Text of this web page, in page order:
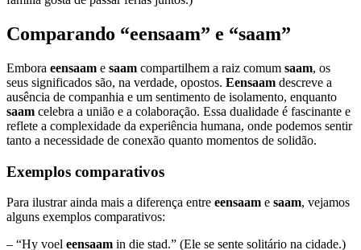
Comparando “eensaam” e “saam”
Embora eensaam e saam compartilhem a raiz comum saam, os
seus significados são, na verdade, opostos. Eensaam descreve a
ausência de companhia e um sentimento de isolamento, enquanto
saam celebra a união e a colaboração. Essa dualidade é fascinante e
reflete a complexidade da experiência humana, onde podemos sentir
tanto a necessidade de conexão quanto momentos de solidão.
Exemplos comparativos
Para ilustrar ainda mais a diferença entre eensaam e saam, vejamos
alguns exemplos comparativos:
– “Hy voel eensaam in die stad.” (Ele se sente solitário na cidade.)